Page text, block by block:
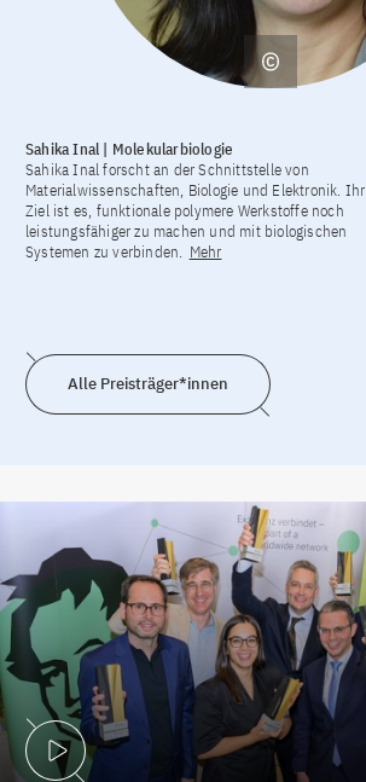
Sahika Inal | Molekularbiologie
Sahika Inal forscht an der Schnittstelle von
Materialwissenschaften, Biologie und Elektronik. Ihr
Ziel ist es, funktionale polymere Werkstoffe noch
leistungsfähiger zu machen und mit biologischen
Systemen zu verbinden. Mehr
Alle Preisträger*innen
Video abspielen